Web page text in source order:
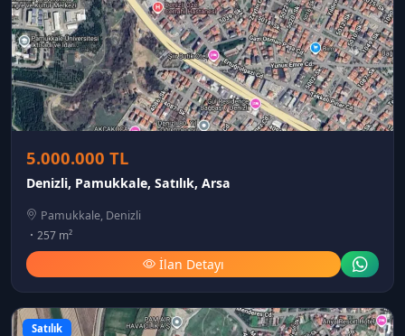
5.000.000 TL
Denizli, Pamukkale, Satılık, Arsa
Pamukkale, Denizli
257 m²
İlan Detayı
Satılık